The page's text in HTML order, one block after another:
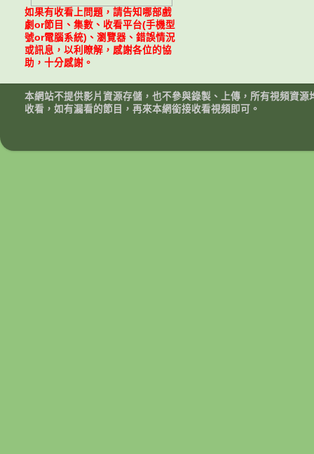
如果有收看上問題，請告知哪部戲
劇or節目、集數、收看平台(手機型
號or電腦系統)、瀏覽器、錯誤情況
或訊息，以利瞭解，感謝各位的協
助，十分感謝。
本網站不提供影片資源存儲，也不參與錄製、上傳，所有視頻資
收看，如有漏看的節目，再來本網銜接收看視頻即可。